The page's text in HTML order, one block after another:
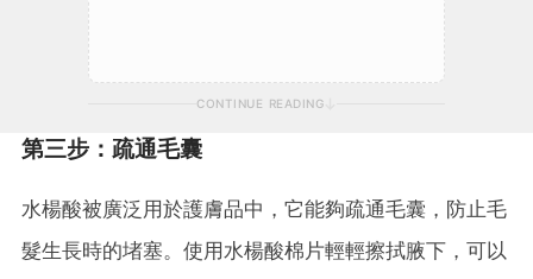
CONTINUE READING
第三步：疏通毛囊
水楊酸被廣泛用於護膚品中，它能夠疏通毛囊，防止毛
髮生長時的堵塞。使用水楊酸棉片輕輕擦拭腋下，可以